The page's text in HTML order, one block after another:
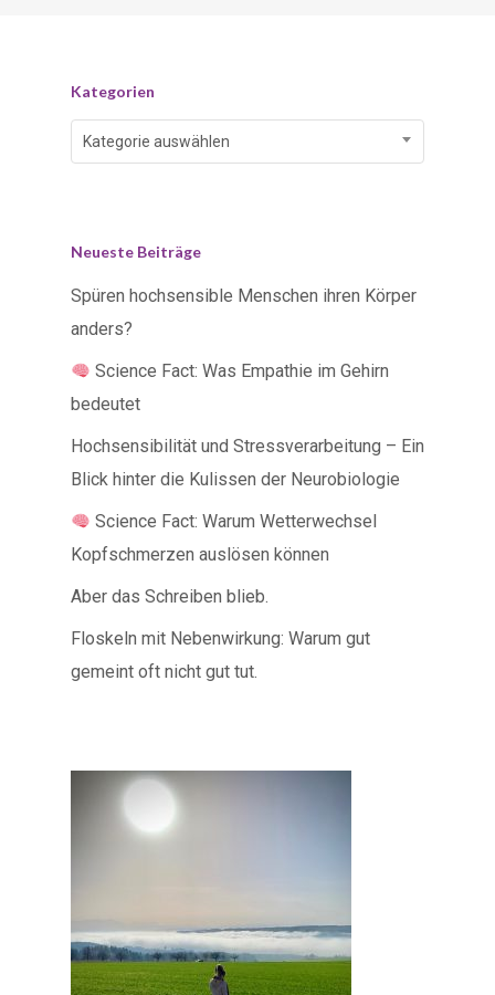
Kategorien
Kategorien
Kategorie auswählen
Neueste Beiträge
Spüren hochsensible Menschen ihren Körper
anders?
Science Fact: Was Empathie im Gehirn
bedeutet
Hochsensibilität und Stressverarbeitung – Ein
Blick hinter die Kulissen der Neurobiologie
Science Fact: Warum Wetterwechsel
Kopfschmerzen auslösen können
Aber das Schreiben blieb.
Floskeln mit Nebenwirkung: Warum gut
gemeint oft nicht gut tut.